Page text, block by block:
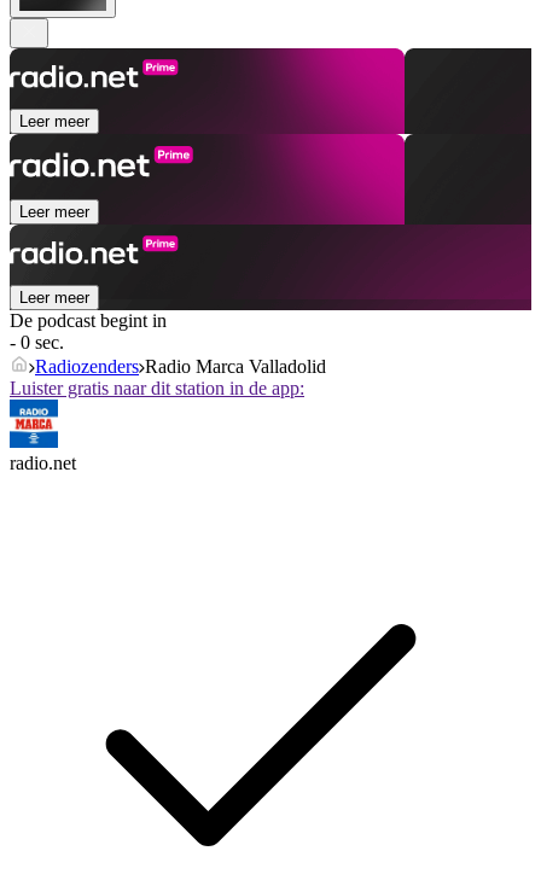
Leer meer
Leer meer
Leer meer
De podcast begint in
- 0 sec.
Radiozenders Radio Marca Valladolid
Luister gratis naar dit station in de app:
radio.net